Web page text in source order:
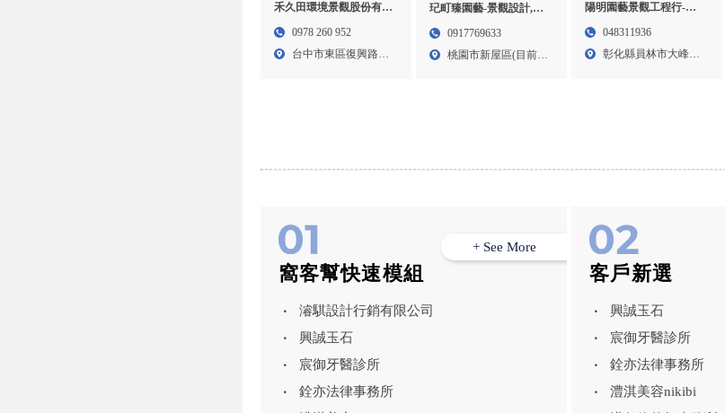
禾久田環境景觀股份有限
公司-園藝設計,台中園藝
0978 260 952
台中市東區復興路四
玘町臻園藝-景觀設計,景
觀工程,桃園景觀設計,桃
0917769633
桃園市新屋區(目前未
陽明園藝景觀工程行-景
觀設計,彰化景觀設計公
048311936
彰化縣員林市大峰里
窩客幫快速模組
濬騏設計行銷有限公司
興誠玉石
宸御牙醫診所
銓亦法律事務所
+ See More
客戶新選
興誠玉石
宸御牙醫診所
銓亦法律事務所
澧淇美容nikibi